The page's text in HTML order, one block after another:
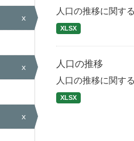
x
x
x
人口の推移に関す
XLSX
人口の推移
人口の推移に関す
XLSX